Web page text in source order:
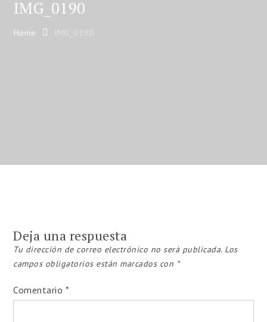
IMG_0190
Home IMG_0190
Deja una respuesta
Tu dirección de correo electrónico no será publicada. Los
campos obligatorios están marcados con *
Comentario *